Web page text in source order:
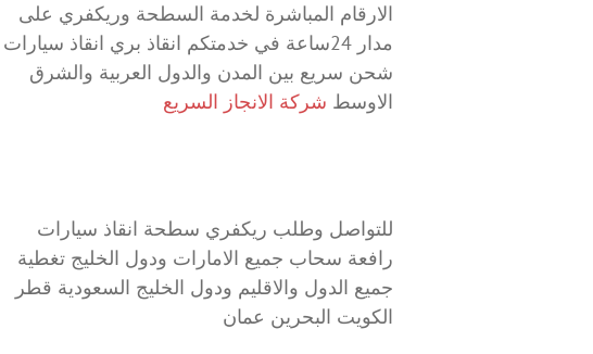
الارقام المباشرة لخدمة السطحة وريكفري على
مدار 24ساعة في خدمتكم انقاذ بري انقاذ سيارات
شحن سريع بين المدن والدول العربية والشرق
الاوسط شركة الانجاز السريع
للتواصل وطلب ريكفري سطحة انقاذ سيارات
رافعة سحاب جميع الامارات ودول الخليج تغطية
جميع الدول والاقليم ودول الخليج السعودية قطر
الكويت البحرين عمان